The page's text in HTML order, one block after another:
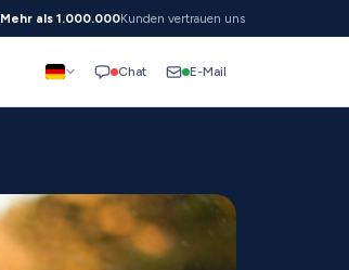
Mehr als 1.000.000Kunden vertrauen uns
Chat E-Mail